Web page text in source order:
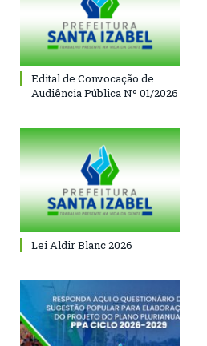
Edital de Convocação de
Audiência Pública Nº 01/2026
Lei Aldir Blanc 2026